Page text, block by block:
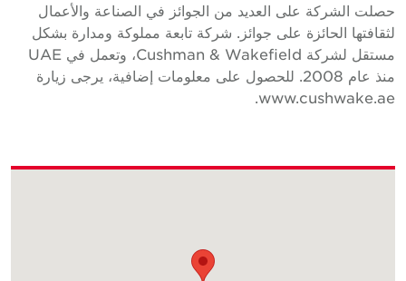
حصلت الشركة على العديد من الجوائز في الصناعة والأعمال
لثقافتها الحائزة على جوائز. شركة تابعة مملوكة ومدارة بشكل
مستقل لشركة Cushman & Wakefield، وتعمل في UAE
منذ عام 2008. للحصول على معلومات إضافية، يرجى زيارة
www.cushwake.ae.